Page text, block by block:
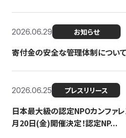
2026.06.29 お知らせ
寄付金の安全な管理体制について
2026.06.25 プレスリリース
日本最大級の認定NPOカンファ
月20日(金)開催決定！認定NP...